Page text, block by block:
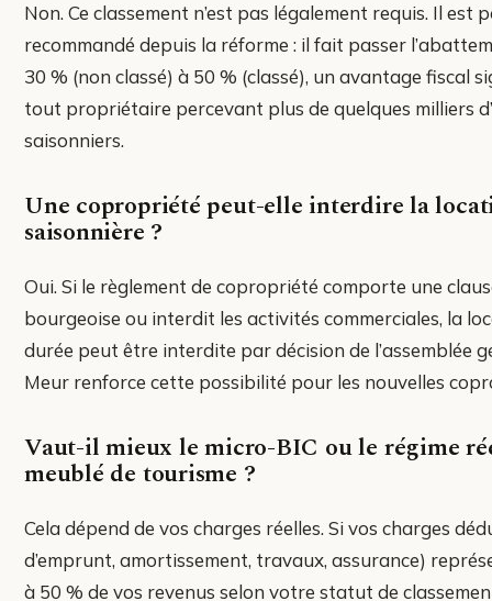
Non. Ce classement n’est pas légalement requis. Il
recommandé depuis la réforme : il fait passer
30 % (non classé) à 50 % (classé), un avantage fiscal
tout propriétaire percevant plus de quelques milliers
saisonniers.
Une copropriété peut-elle interdire la
saisonnière ?
Oui. Si le règlement de copropriété comporte une
bourgeoise ou interdit les activités commerciales, la
durée peut être interdite par décision de l’assemblée
Meur renforce cette possibilité pour les nouvelles
Vaut-il mieux le micro-BIC ou le régime
meublé de tourisme ?
Cela dépend de vos charges réelles. Si vos charges
d’emprunt, amortissement, travaux, assurance)
à 50 % de vos revenus selon votre statut de